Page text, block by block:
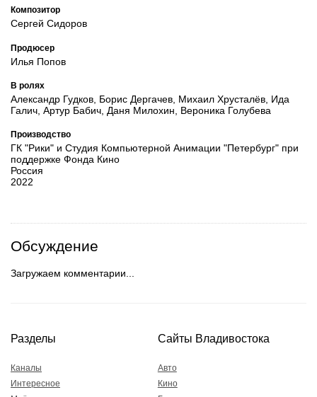
Композитор
Сергей Сидоров
Продюсер
Илья Попов
В ролях
Александр Гудков, Борис Дергачев, Михаил Хрусталёв, Ида
Галич, Артур Бабич, Даня Милохин, Вероника Голубева
Производство
ГК "Рики" и Студия Компьютерной Анимации "Петербург" при
поддержке Фонда Кино
Россия
2022
Обсуждение
Загружаем комментарии...
Разделы
Каналы
Интересное
Сайты Владивостока
Авто
Кино